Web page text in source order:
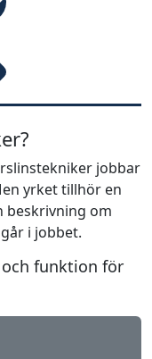
jobbar
yrket tillhör en
beskrivning om
i jobbet.
funktion för